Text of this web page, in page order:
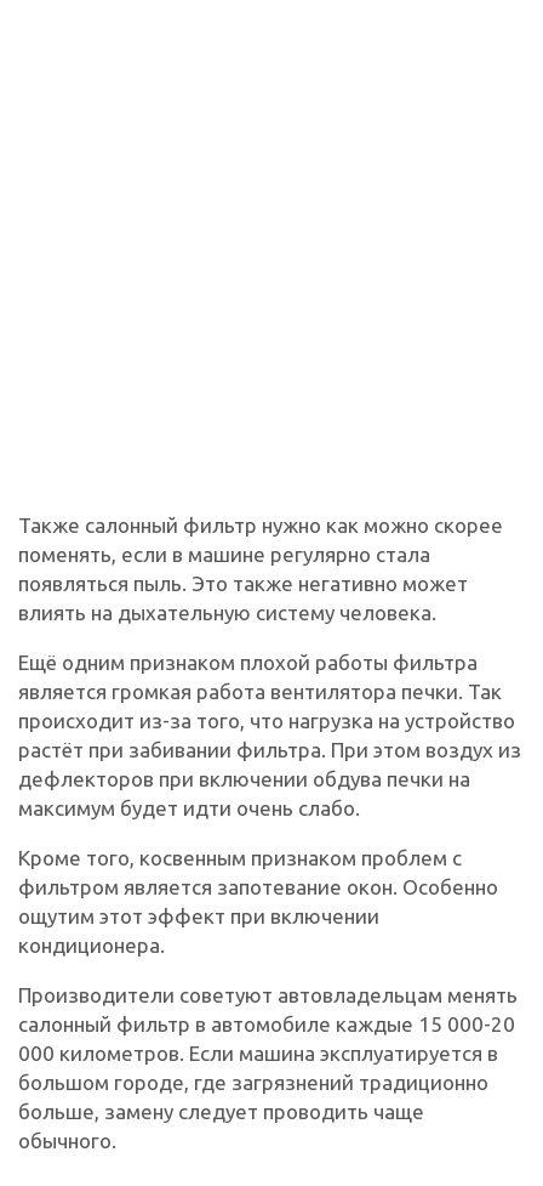
Также салонный фильтр нужно как можно скорее
поменять, если в машине регулярно стала
появляться пыль. Это также негативно может
влиять на дыхательную систему человека.
Ещё одним признаком плохой работы фильтра
является громкая работа вентилятора печки. Так
происходит из-за того, что нагрузка на устройство
растёт при забивании фильтра. При этом воздух из
дефлекторов при включении обдува печки на
максимум будет идти очень слабо.
Кроме того, косвенным признаком проблем с
фильтром является запотевание окон. Особенно
ощутим этот эффект при включении
кондиционера.
Производители советуют автовладельцам менять
салонный фильтр в автомобиле каждые 15 000-20
000 километров. Если машина эксплуатируется в
большом городе, где загрязнений традиционно
больше, замену следует проводить чаще
обычного.